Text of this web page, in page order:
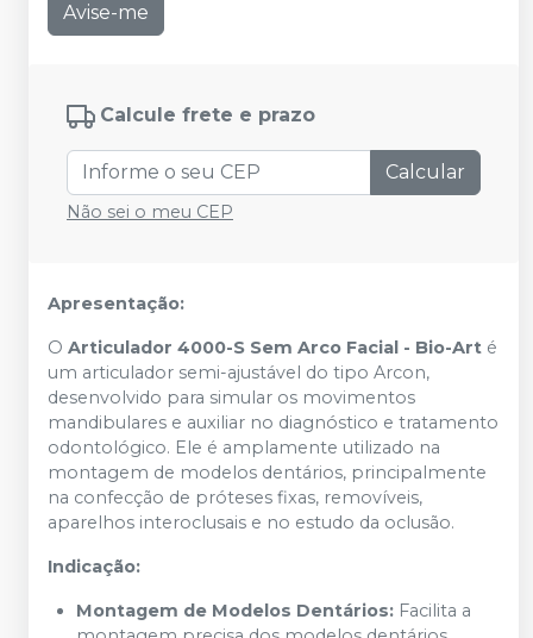
Avise-me
Calcule frete e prazo
Calcular
Não sei o meu CEP
Apresentação:
O Articulador 4000-S Sem Arco Facial - Bio-Art é
um articulador semi-ajustável do tipo Arcon,
desenvolvido para simular os movimentos
mandibulares e auxiliar no diagnóstico e tratamento
odontológico. Ele é amplamente utilizado na
montagem de modelos dentários, principalmente
na confecção de próteses fixas, removíveis,
aparelhos interoclusais e no estudo da oclusão.
Indicação:
Montagem de Modelos Dentários: Facilita a